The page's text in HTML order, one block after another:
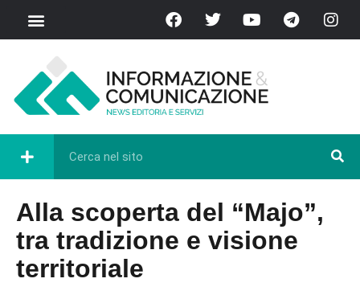
Alla scoperta del “Majo”,
tra tradizione e visione
territoriale